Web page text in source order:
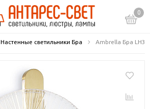
0
Настенные светильники Бра Ambrella Бра